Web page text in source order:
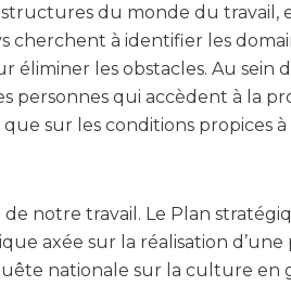
du monde du travail,
à identifier les
les obstacles. Au sein
qui accèdent à la
que sur les conditions
notre travail. Le Plan
axée sur la réalisation d’une
nationale sur la culture en